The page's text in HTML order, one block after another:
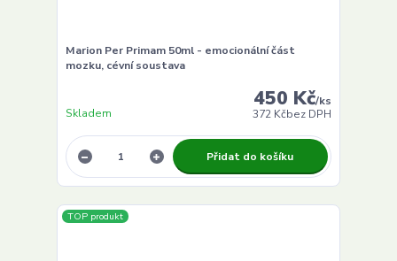
Marion Per Primam 50ml - emocionální část
mozku, cévní soustava
450 Kč/ks
372 Kčbez DPH
Skladem
Přidat do košíku
TOP produkt